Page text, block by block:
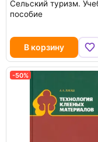
Сельский туризм.
пособие
В корзину
-50%